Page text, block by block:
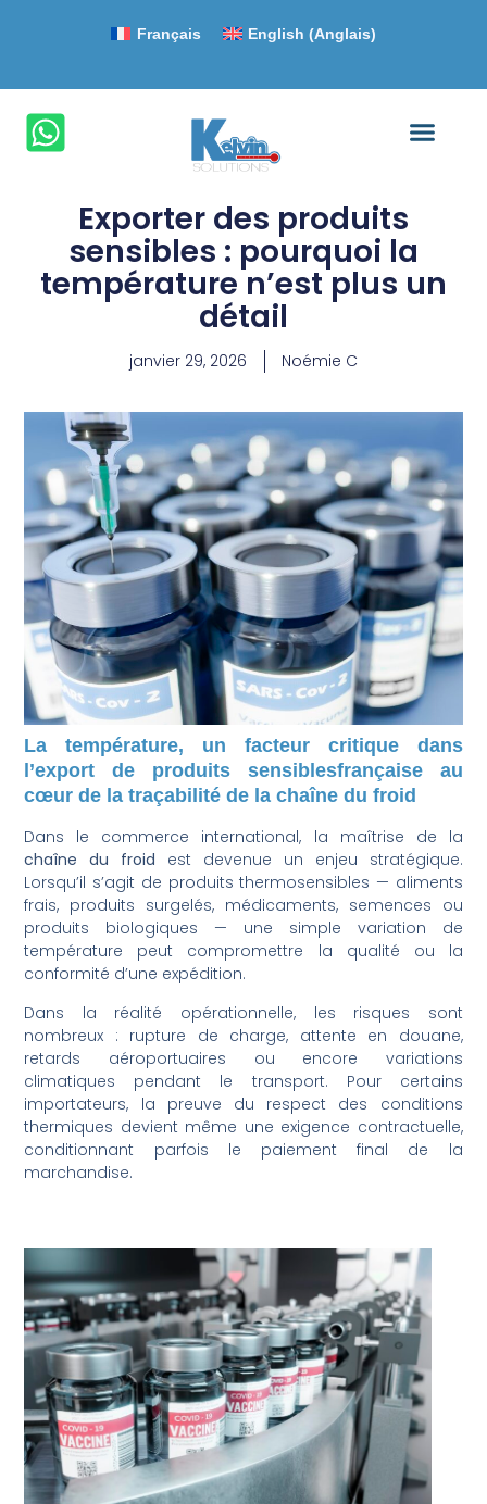
Français English (Anglais)
Exporter des produits
sensibles : pourquoi la
température n’est plus un
détail
janvier 29, 2026 Noémie C
La température, un facteur critique dans
l’export de produits sensiblesfrançaise au
cœur de la traçabilité de la chaîne du froid
Dans le commerce international, la maîtrise de la
chaîne du froid est devenue un enjeu stratégique.
Lorsqu’il s’agit de produits thermosensibles — aliments
frais, produits surgelés, médicaments, semences ou
produits biologiques — une simple variation de
température peut compromettre la qualité ou la
conformité d’une expédition.
Dans la réalité opérationnelle, les risques sont
nombreux : rupture de charge, attente en douane,
retards aéroportuaires ou encore variations
climatiques pendant le transport. Pour certains
importateurs, la preuve du respect des conditions
thermiques devient même une exigence contractuelle,
conditionnant parfois le paiement final de la
marchandise.